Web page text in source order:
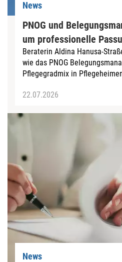
News
PNOG und
um professionelle
Beraterin Aldina Hanusa-
wie das PNOG
Pflegegradmix in
22.07.2026
News